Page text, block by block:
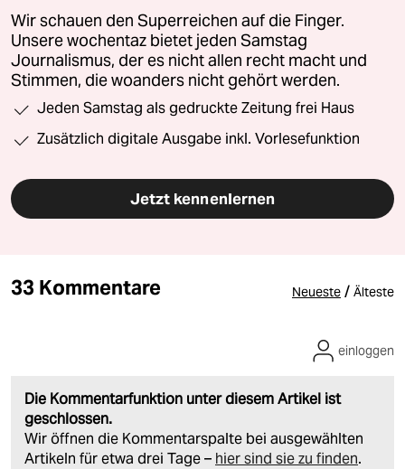
Wir schauen den Superreichen auf die Finger.
Unsere wochentaz bietet jeden Samstag
Journalismus, der es nicht allen recht macht und
Stimmen, die woanders nicht gehört werden.
Jeden Samstag als gedruckte Zeitung frei Haus
Zusätzlich digitale Ausgabe inkl. Vorlesefunktion
Jetzt kennenlernen
33 Kommentare Neueste / Älteste
Die Kommentarfunktion unter diesem Artikel ist
geschlossen.
Wir öffnen die Kommentarspalte bei ausgewählten
Artikeln für etwa drei Tage – hier sind sie zu finden.
einloggen